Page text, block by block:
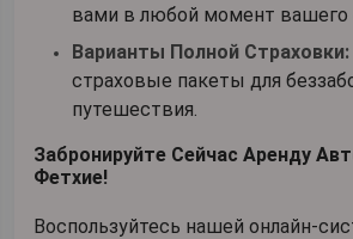
вами в любой момент вашего
Варианты Полной Страховки:
страховые пакеты для
путешествия.
Забронируйте Сейчас Аренду
Фетхие!
Воспользуйтесь нашей онлайн-